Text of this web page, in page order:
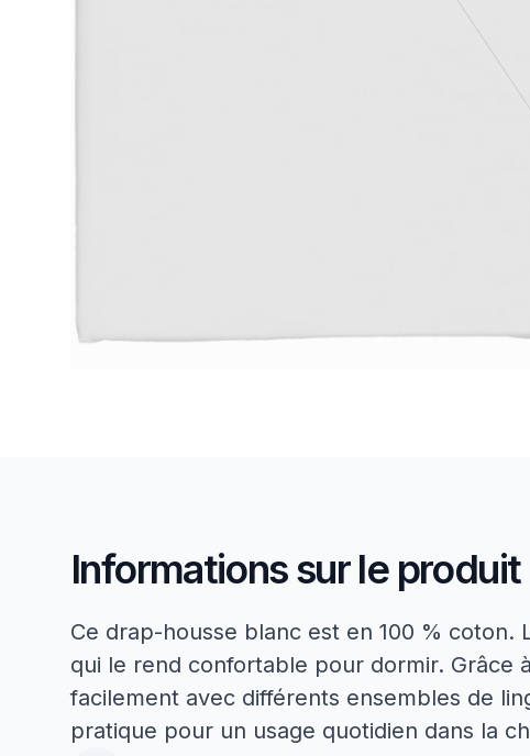
Informations sur le produit
Ce drap-housse blanc est en 100 % coton.
qui le rend confortable pour dormir. Grâce
facilement avec différents ensembles de
pratique pour un usage quotidien dans la